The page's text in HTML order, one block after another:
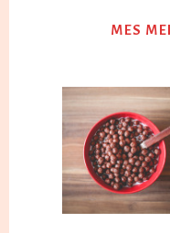
MES